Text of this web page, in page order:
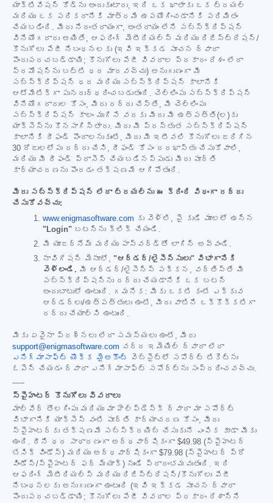
యాక్టివేషన్ కోడ్‌ను అందుకుంటారు, ఇది ఒక ఖాతాకు ఒక ట్రయల్
మరియు ఒక పరికరానికి మాత్రమే ఉపయోగించడానికి పరిమితం
చేయబడింది. మీరు నిరంతరాయంగా, అంతరాయం లేని సబ్‌స్క్రిప్షన్
వినియోగదారు అయితే, ఆఫరింగ్ మెటీరియల్స్ మరియు రిజిస్ట్రేషన్/
కొనుగోలు పేజీ నిబంధనలకు (ఇవి ఇక్కడ సూచన ద్వారా
పొందుపరచబడ్డాయి; కొనుగోలు పేజీ వివరాల ప్రకారం దేశం లేదా
ప్రమోషన్‌ను బట్టి ధర మారవచ్చు) అనుగుణంగా మీ
సబ్‌స్క్రిప్షన్ ధర మరియు సబ్‌స్క్రిప్షన్ కాలానికి
ఆటోమేటిక్‌గా పునరుద్ధరించబడుతుంది. చెల్లింపు సబ్‌స్క్రిప్షన్
వినియోగదారుల కోసం, మీరు రద్దు చేస్తే, మీ చెల్లింపు
సబ్‌స్క్రిప్షన్ కాలం ముగిసే వరకు మీరు మీ ఉత్పత్తి(ల)కు
యాక్సెస్‌ను కొనసాగిస్తారు. మీరు మీ ప్రస్తుత సబ్‌స్క్రిప్షన్
కాలానికి రీఫండ్ పొందాలనుకుంటే, మీరు మీ ఇటీవలి కొనుగోలు జరిగిన
30 రోజులలోపు రద్దు చేసి, రీఫండ్ కోసం దరఖాస్తు చేసుకోవాలి,
మరియు మీ రీఫండ్ ప్రాసెస్ చేయబడినప్పుడు మీరు పూర్తి
కార్యాచరణను పొందడం తక్షణమే ఆగిపోతుంది.
మీరు సబ్‌స్క్రిప్షన్ లేదా ట్రయల్‌ను ఈ క్రింది విధంగా రద్దు
చేసుకోవచ్చు:
www.enigmasoftware.com కు వెళ్లి, పై కుడి మూలలో ఉన్న
"Login" బటన్‌ను క్లిక్ చేయండి.
మీ యూజర్‌నేమ్ మరియు పాస్‌వర్డ్‌తో లాగిన్ అవ్వండి.
నావిగేషన్ మెనూలో, "ఆర్డర్/లైసెన్సులు" విభాగానికి
వెళ్లండి. మీ ఆర్డర్/లైసెన్స్ పక్కన, వర్తిస్తే మీ
సబ్‌స్క్రిప్షన్‌ను రద్దు చేయడానికి ఒక బటన్
అందుబాటులో ఉంటుంది. గమనిక: మీకు ఒకటి కంటే ఎక్కువ
ఆర్డర్‌లు/ఉత్పత్తులు ఉంటే, మీరు వాటిని ఒక్కొక్కటిగా
రద్దు చేయాల్సి ఉంటుంది.
మీకు ఏవైనా ప్రశ్నలు లేదా సమస్యలు ఉంటే, మీరు
support@enigmasoftware.com వద్ద ఇమెయిల్ ద్వారా లేదా
ఎనిగ్మాసాఫ్ట్ యొక్క మైఅకౌంట్
వెబ్‌సైట్‌లో సపోర్ట్ టికెట్‌ను
ఓపెన్ చేయడం ద్వారా ఎనిగ్మాసాఫ్ట్ సపోర్ట్‌ను సంప్రదించవచ్చు.
-----
స్పైహంటర్ కొనుగోలు వివరాలు
మాల్‌వేర్ తొలగింపు మరియు మా హెల్ప్‌డెస్క్ ద్వారా మా సపోర్ట్
విభాగానికి యాక్సెస్ వంటి పూర్తి కార్యాచరణ కోసం, మీరు
స్పైహంటర్‌కు తక్షణమే సబ్‌స్క్రయిబ్ చేసుకునే ఎంపిక కూడా మీకు
ఉంది. దీని ధర సాధారణంగా అర్ధవార్షికంగా $49.98 (స్పైహంటర్
బేసిక్ విండోస్) మరియు అర్ధవార్షికంగా $79.98 (స్పైహంటర్ ప్రో
విండోస్/స్పైహంటర్ ఫర్ మ్యాక్) నుండి ప్రారంభమవుతుంది. ఇది
ఆఫరింగ్ మెటీరియల్స్ మరియు రిజిస్ట్రేషన్/కొనుగోలు పేజీ
నిబంధనలకు అనుగుణంగా ఉంటుంది (ఇవి ఇక్కడ సూచన ద్వారా
పొందుపరచబడ్డాయి; కొనుగోలు పేజీ వివరాల ప్రకారం దేశాన్ని